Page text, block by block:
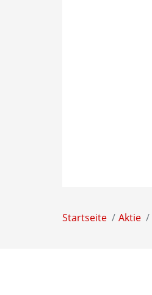
Startseite Aktie